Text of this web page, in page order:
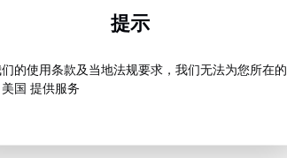
提示
的使用条款及当地法规要求，我们无法为您所在的
国 提供服务